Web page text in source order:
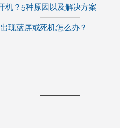
机？5种原因以及解决方案
现蓝屏或死机怎么办？